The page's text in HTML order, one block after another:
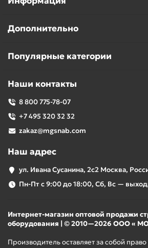
Дополнительно
Популярные категории
Наши контакты
8 800 775-78-07
+7 495 320 32 32
zakaz@mgsnab.com
Наш адрес
ул. Ивана Сусанина, 2с2 Москва,
Пн-Пт с 9:00 до 18:00, Сб, Вс —
Интернет-магазин оптовой продажи
оборудования | © 2010—2026 ООО «
Производитель оставляет за собой